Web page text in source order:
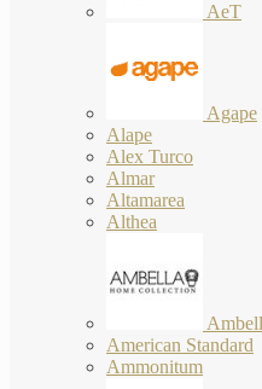
AeT
Agape
Alape
Alex Turco
Almar
Altamarea
Althea
American Standard
Ammonitum